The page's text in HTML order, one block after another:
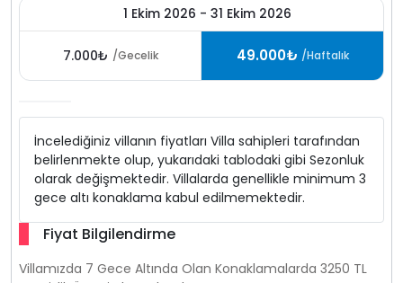
1 Ekim 2026 - 31 Ekim 2026
7.000₺ /Gecelik 49.000₺ /Haftalık
İncelediğiniz villanın fiyatları Villa sahipleri tarafından
belirlenmekte olup, yukarıdaki tablodaki gibi Sezonluk
olarak değişmektedir. Villalarda genellikle minimum 3
gece altı konaklama kabul edilmemektedir.
Fiyat Bilgilendirme
Villamızda 7 Gece Altında Olan Konaklamalarda 3250 TL